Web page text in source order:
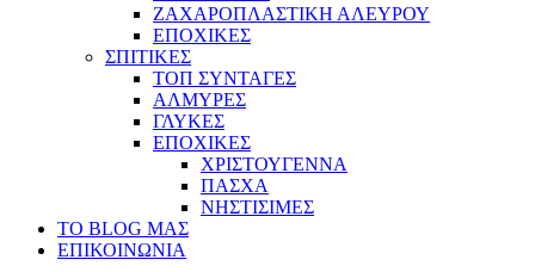
ΖΑΧΑΡΟΠΛΑΣΤΙΚΗ ΑΛΕΥΡΟΥ
ΕΠΟΧΙΚΕΣ
ΣΠΙΤΙΚΕΣ
ΤΟΠ ΣΥΝΤΑΓΕΣ
ΑΛΜΥΡΕΣ
ΓΛΥΚΕΣ
ΕΠΟΧΙΚΕΣ
ΧΡΙΣΤΟΥΓΕΝΝΑ
ΠΑΣΧΑ
ΝΗΣΤΙΣΙΜΕΣ
ΤΟ BLOG ΜΑΣ
ΕΠΙΚΟΙΝΩΝΙΑ